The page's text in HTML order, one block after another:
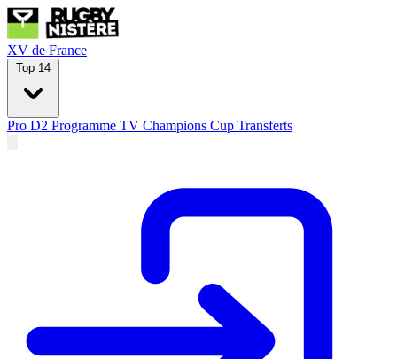
XV de France
Top 14
Pro D2 Programme TV Champions Cup Transferts